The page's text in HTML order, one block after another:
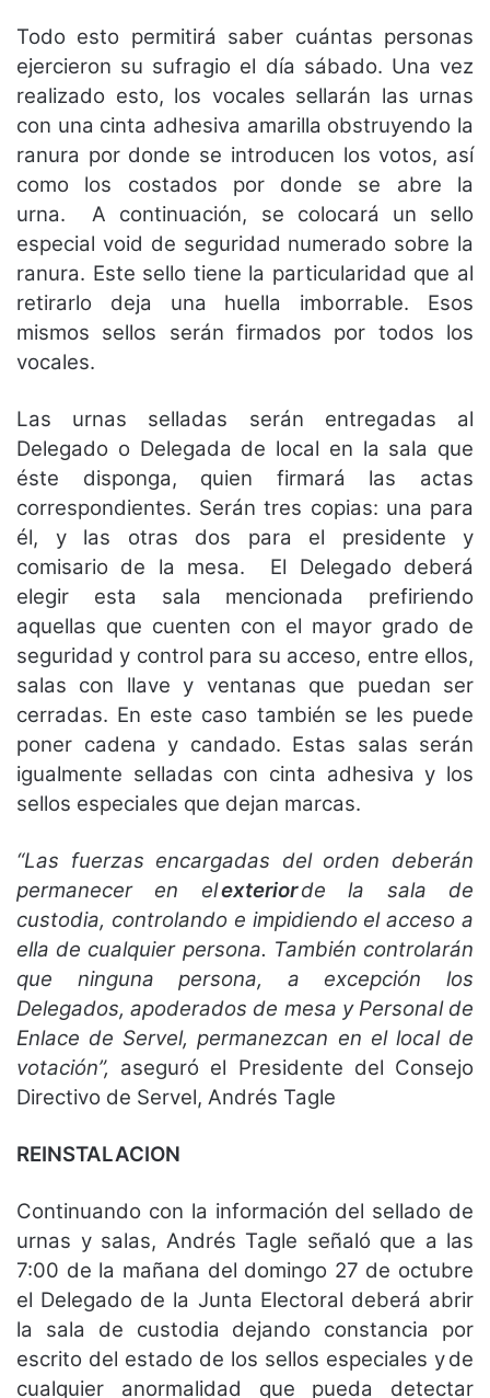
Todo esto permitirá saber cuántas personas
ejercieron su sufragio el día sábado. Una vez
realizado esto, los vocales sellarán las urnas
con una cinta adhesiva amarilla obstruyendo la
ranura por donde se introducen los votos, así
como los costados por donde se abre la
urna. A continuación, se colocará un sello
especial void de seguridad numerado sobre la
ranura. Este sello tiene la particularidad que al
retirarlo deja una huella imborrable. Esos
mismos sellos serán firmados por todos los
vocales.
Las urnas selladas serán entregadas al
Delegado o Delegada de local en la sala que
éste disponga, quien firmará las actas
correspondientes. Serán tres copias: una para
él, y las otras dos para el presidente y
comisario de la mesa. El Delegado deberá
elegir esta sala mencionada prefiriendo
aquellas que cuenten con el mayor grado de
seguridad y control para su acceso, entre ellos,
salas con llave y ventanas que puedan ser
cerradas. En este caso también se les puede
poner cadena y candado. Estas salas serán
igualmente selladas con cinta adhesiva y los
sellos especiales que dejan marcas.
“Las fuerzas encargadas del orden deberán
permanecer en elexteriorde la sala de
custodia, controlando e impidiendo el acceso a
ella de cualquier persona. También controlarán
que ninguna persona, a excepción los
Delegados, apoderados de mesa y Personal de
Enlace de Servel, permanezcan en el local de
votación”, aseguró el Presidente del Consejo
Directivo de Servel, Andrés Tagle
REINSTALACION
Continuando con la información del sellado de
urnas y salas, Andrés Tagle señaló que a las
7:00 de la mañana del domingo 27 de octubre
el Delegado de la Junta Electoral deberá abrir
la sala de custodia dejando constancia por
escrito del estado de los sellos especiales y de
cualquier anormalidad que pueda detectar